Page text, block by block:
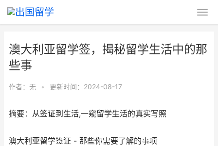
澳大利亚留学签，揭秘留学生活中的那
些事
作者：无 • 更新时间：2024-08-17
摘要：从签证到生活,一窥留学生活的真实写照
澳大利亚留学签证 - 那些你需要了解的事项